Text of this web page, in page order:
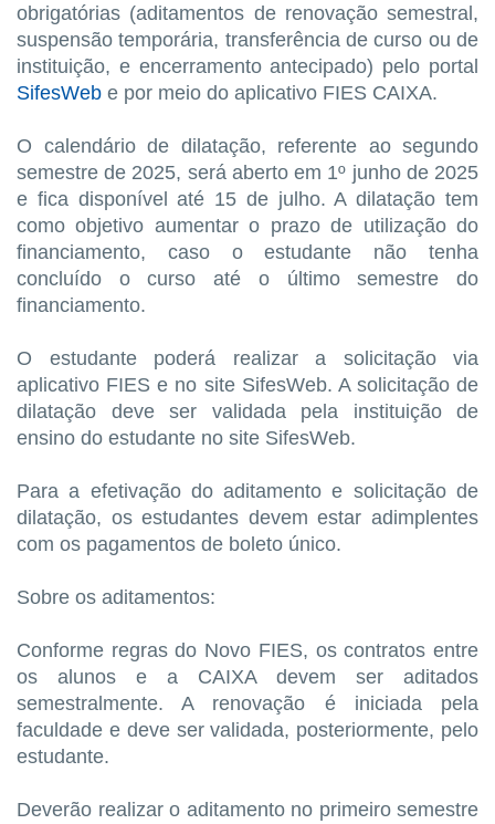
obrigatórias (aditamentos de renovação semestral,
suspensão temporária, transferência de curso ou de
instituição, e encerramento antecipado) pelo portal
SifesWeb e por meio do aplicativo FIES CAIXA.
O calendário de dilatação, referente ao segundo
semestre de 2025, será aberto em 1º junho de 2025
e fica disponível até 15 de julho. A dilatação tem
como objetivo aumentar o prazo de utilização do
financiamento, caso o estudante não tenha
concluído o curso até o último semestre do
financiamento.
O estudante poderá realizar a solicitação via
aplicativo FIES e no site SifesWeb. A solicitação de
dilatação deve ser validada pela instituição de
ensino do estudante no site SifesWeb.
Para a efetivação do aditamento e solicitação de
dilatação, os estudantes devem estar adimplentes
com os pagamentos de boleto único.
Sobre os aditamentos:
Conforme regras do Novo FIES, os contratos entre
os alunos e a CAIXA devem ser aditados
semestralmente. A renovação é iniciada pela
faculdade e deve ser validada, posteriormente, pelo
estudante.
Deverão realizar o aditamento no primeiro semestre